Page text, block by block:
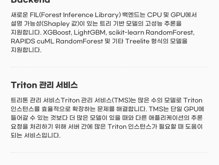
새로운 FIL(Forest Inference Library) 백엔드는 CPU 및 GPU에서
설명 가능성(Shapley 값)이 있는 트리 기반 모델의 고성능 추론을
지원합니다. XGBoost, LightGBM, scikit-learn RandomForest,
RAPIDS cuML RandomForest 및 기타 Treelite 형식의 모델을
지원합니다.
Triton 관리 서비스
트리톤 관리 서비스Triton 관리 서비스(TMS)는 많은 수의 모델로 Triton
인스턴스를 효율적으로 확장하는 문제를 해결합니다. TMS는 단일 GPU에
들어갈 수 있는 것보다 더 많은 모델이 있을 때와 다른 애플리케이션의 추론
요청을 처리하기 위해 서버 간에 많은 Triton 인스턴스가 필요할 때 도움이
되는 서비스입니다.